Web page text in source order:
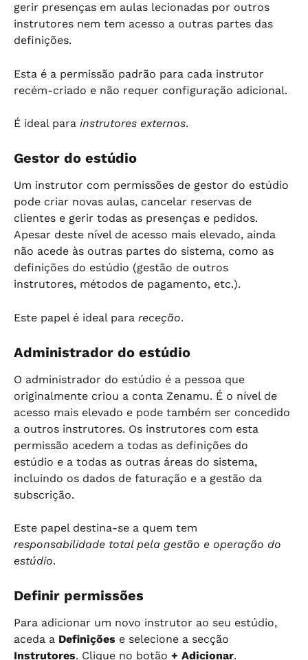
gerir presenças em aulas lecionadas por outros
instrutores nem tem acesso a outras partes das
definições.
Esta é a permissão padrão para cada instrutor
recém-criado e não requer configuração adicional.
É ideal para instrutores externos.
Gestor do estúdio
Um instrutor com permissões de gestor do estúdio
pode criar novas aulas, cancelar reservas de
clientes e gerir todas as presenças e pedidos.
Apesar deste nível de acesso mais elevado, ainda
não acede às outras partes do sistema, como as
definições do estúdio (gestão de outros
instrutores, métodos de pagamento, etc.).
Este papel é ideal para receção.
Administrador do estúdio
O administrador do estúdio é a pessoa que
originalmente criou a conta Zenamu. É o nível de
acesso mais elevado e pode também ser concedido
a outros instrutores. Os instrutores com esta
permissão acedem a todas as definições do
estúdio e a todas as outras áreas do sistema,
incluindo os dados de faturação e a gestão da
subscrição.
Este papel destina-se a quem tem
responsabilidade total pela gestão e operação do
estúdio.
Definir permissões
Para adicionar um novo instrutor ao seu estúdio,
aceda a Definições e selecione a secção
Instrutores. Clique no botão + Adicionar.